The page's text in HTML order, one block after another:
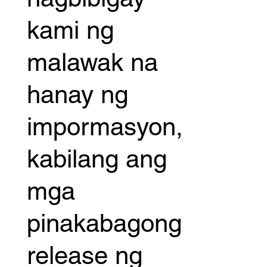
kami ng
malawak na
hanay ng
impormasyon,
kabilang ang
mga
pinakabagong
release ng